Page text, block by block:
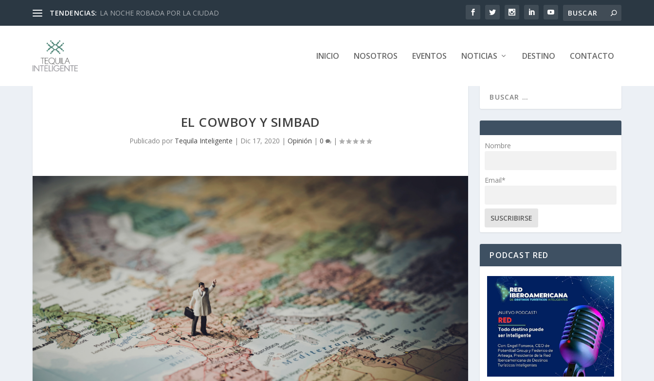
TENDENCIAS: LA NOCHE ROBADA POR LA CIUDAD
INICIO NOSOTROS EVENTOS NOTICIAS DESTINO CONTACTO
EL COWBOY Y SIMBAD
Publicado por Tequila Inteligente | Dic 17, 2020 |Opinión |0 |
Nombre
Email*
PODCAST RED